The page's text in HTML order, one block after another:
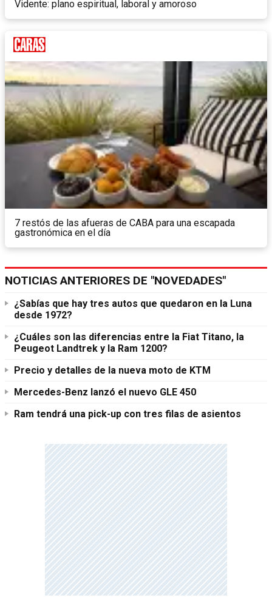
Vidente: plano espiritual, laboral y amoroso
7 restós de las afueras de CABA para una escapada
gastronómica en el día
NOTICIAS ANTERIORES DE "NOVEDADES"
¿Sabías que hay tres autos que quedaron en la Luna
desde 1972?
¿Cuáles son las diferencias entre la Fiat Titano, la
Peugeot Landtrek y la Ram 1200?
Precio y detalles de la nueva moto de KTM
Mercedes-Benz lanzó el nuevo GLE 450
Ram tendrá una pick-up con tres filas de asientos